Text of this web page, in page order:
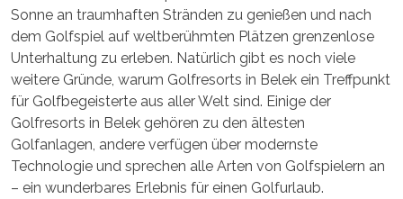
Sonne an traumhaften Stränden zu genießen und nach
dem Golfspiel auf weltberühmten Plätzen grenzenlose
Unterhaltung zu erleben. Natürlich gibt es noch viele
weitere Gründe, warum Golfresorts in Belek ein Treffpunkt
für Golfbegeisterte aus aller Welt sind. Einige der
Golfresorts in Belek gehören zu den ältesten
Golfanlagen, andere verfügen über modernste
Technologie und sprechen alle Arten von Golfspielern an
– ein wunderbares Erlebnis für einen Golfurlaub.